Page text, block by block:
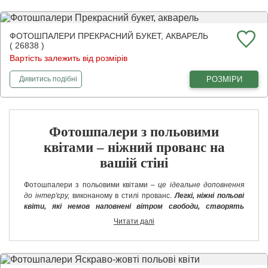
ФОТОШПАЛЕРИ ПРЕКРАСНИЙ БУКЕТ, АКВАРЕЛЬ
( 26838 )
Вартість залежить від розмірів
Дивитисьфотошпалери
подібні РОЗМІРИ
Фотошпалери з польовими
квітами – ніжний прованс на
вашій стіні
Фотошпалери з польовими квітами –це ідеальне доповнення
до інтер'єру, виконаному в стилі прованс.Легкі, ніжні польові
квіти, які немов наповнені вітром свободи, створять
відчуття вічної весни в будь-якому приміщенні.
емоції, тому прекрасно пасує спальні, вітальні.
Звичайно ж, фотошпалери з польовими квітами на стіну можна
Читати далі